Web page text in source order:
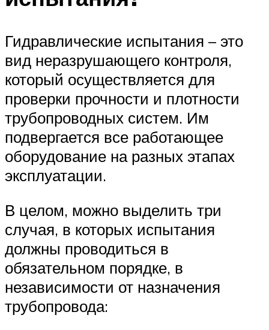
Гидравлические испытания – это
вид неразрушающего контроля,
который осуществляется для
проверки прочности и плотности
трубопроводных систем. Им
подвергается все работающее
оборудование на разных этапах
эксплуатации.
В целом, можно выделить три
случая, в которых испытания
должны проводиться в
обязательном порядке, в
независимости от назначения
трубопровода: